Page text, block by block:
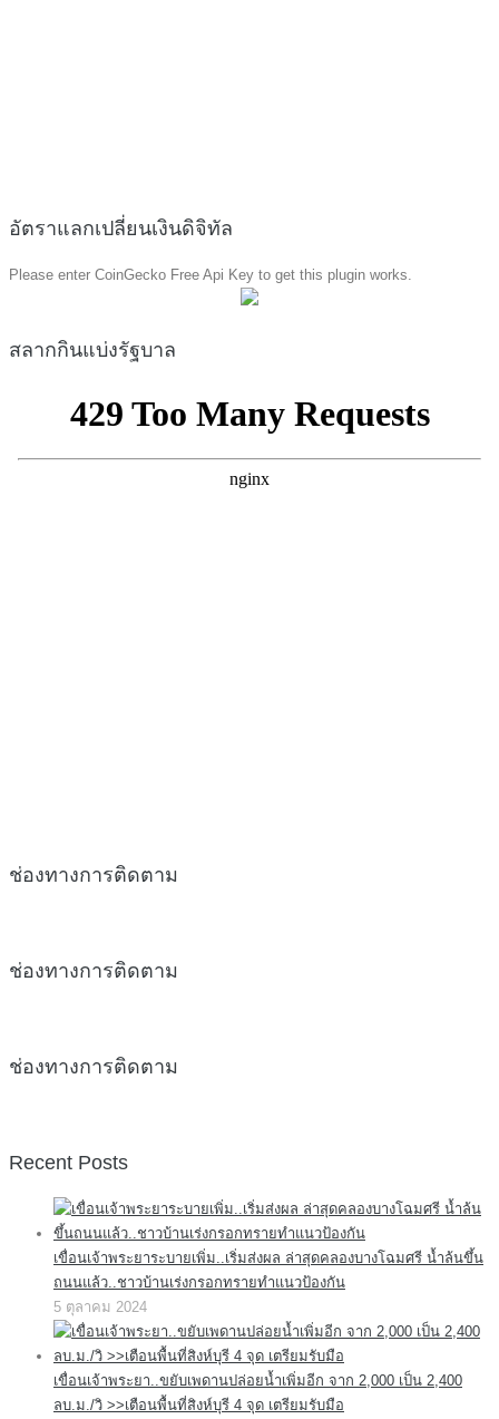
อัตราแลกเปลี่ยนเงินดิจิทัล
Please enter CoinGecko Free Api Key to get this plugin works.
สลากกินแบ่งรัฐบาล
ช่องทางการติดตาม
ช่องทางการติดตาม
ช่องทางการติดตาม
Recent Posts
เขื่อนเจ้าพระยาระบายเพิ่ม..เริ่มส่งผล ล่าสุดคลองบางโฉมศรี น้ำล้นขึ้น
ถนนแล้ว..ชาวบ้านเร่งกรอกทรายทำแนวป้องกัน
5 ตุลาคม 2024
เขื่อนเจ้าพระยา..ขยับเพดานปล่อยน้ำเพิ่มอีก จาก 2,000 เป็น 2,400
ลบ.ม./วิ >>เตือนพื้นที่สิงห์บุรี 4 จุด เตรียมรับมือ